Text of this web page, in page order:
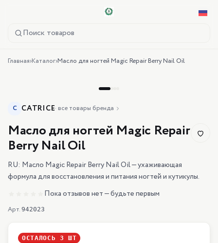
Поиск товаров
Главная›Каталог›Масло для ногтей Magic Repair Berry Nail Oil
C CATRICE· все товары бренда
Масло для ногтей Magic Repair
Berry Nail Oil
RU: Масло Magic Repair Berry Nail Oil — ухаживающая
формула для восстановления и питания ногтей и кутикулы.
Пока отзывов нет — будьте первым
Арт. 942023
ОСТАЛОСЬ 3 ШТ